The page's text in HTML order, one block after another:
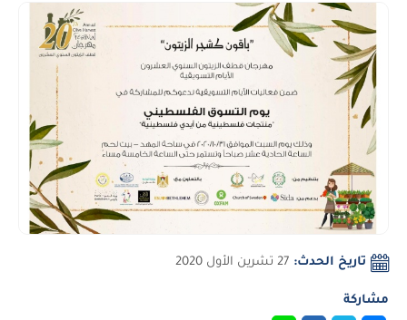
تاريخ الحدث: 27 تشرين الأول 2020
مشاركة